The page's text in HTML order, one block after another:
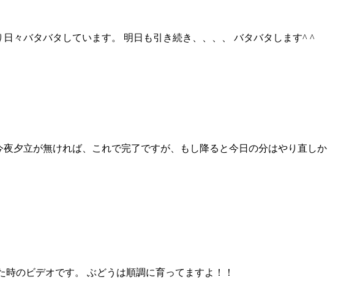
々バタバタしています。 明日も引き続き、、、、 バタバタします^ ^
夕立が無ければ、これで完了ですが、もし降ると今日の分はやり直しか
のビデオです。 ぶどうは順調に育ってますよ！！